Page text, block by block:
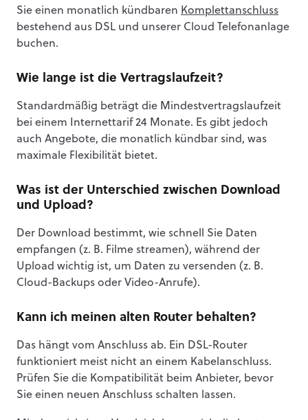
Sie einen monatlich kündbaren Komplettanschluss
bestehend aus DSL und unserer Cloud Telefonanlage
buchen.
Wie lange ist die Vertragslaufzeit?
Standardmäßig beträgt die Mindestvertragslaufzeit
bei einem Internettarif 24 Monate. Es gibt jedoch
auch Angebote, die monatlich kündbar sind, was
maximale Flexibilität bietet.
Was ist der Unterschied zwischen Download
und Upload?
Der Download bestimmt, wie schnell Sie Daten
empfangen (z. B. Filme streamen), während der
Upload wichtig ist, um Daten zu versenden (z. B.
Cloud-Backups oder Video-Anrufe).
Kann ich meinen alten Router behalten?
Das hängt vom Anschluss ab. Ein DSL-Router
funktioniert meist nicht an einem Kabelanschluss.
Prüfen Sie die Kompatibilität beim Anbieter, bevor
Sie einen neuen Anschluss schalten lassen.